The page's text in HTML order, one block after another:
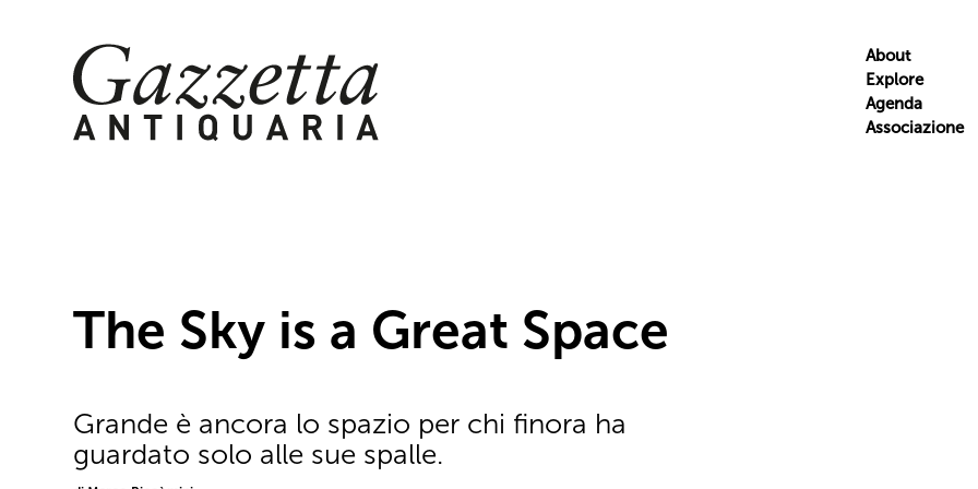
Skip
to
content
About
Explore
Agenda
Associazione
The Sky is a Great Space
Grande è ancora lo spazio per chi finora ha
guardato solo alle sue spalle.